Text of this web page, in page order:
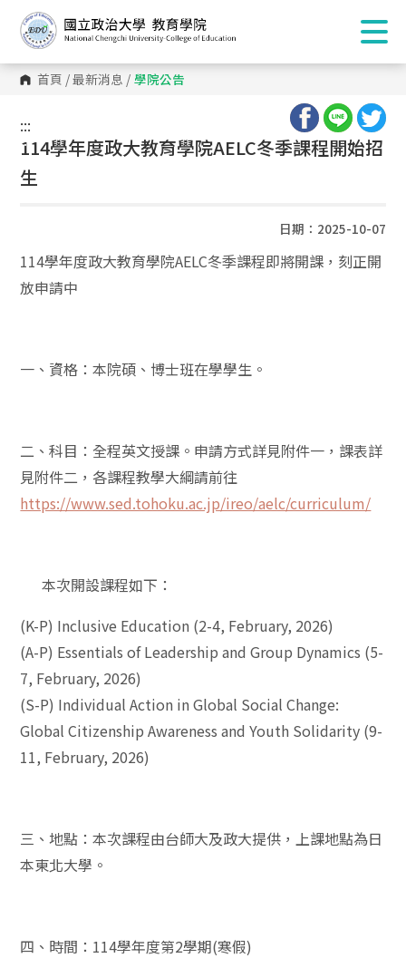
首頁 /最新消息 / 學院公告
:::
:::
114學年度政大教育學院AELC冬季課程開始招
生
日期：2025-10-07
114學年度政大教育學院AELC冬季課程即將開課，刻正開
放申請中
一、資格：本院碩、博士班在學學生。
二、科目：全程英文授課。申請方式詳見附件一，課表詳
見附件二，各課程教學大綱請前往
https://www.sed.tohoku.ac.jp/ireo/aelc/curriculum/
本次開設課程如下：
(K-P) Inclusive Education (2-4, February, 2026)
(A-P) Essentials of Leadership and Group Dynamics (5-
7, February, 2026)
(S-P) Individual Action in Global Social Change:
Global Citizenship Awareness and Youth Solidarity (9-
11, February, 2026)
三、地點：本次課程由台師大及政大提供，上課地點為日
本東北大學。
四、時間：114學年度第2學期(寒假)